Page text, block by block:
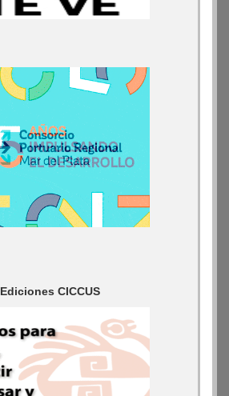
Ediciones CICCUS